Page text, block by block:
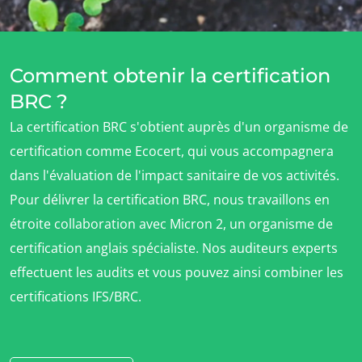
Innover avec notre écosystème
Comment obtenir la certification
BRC ?
La certification BRC s'obtient auprès d'un organisme de
certification comme Ecocert, qui vous accompagnera
dans l'évaluation de l'impact sanitaire de vos activités.
Pour délivrer la certification BRC, nous travaillons en
étroite collaboration avec Micron 2, un organisme de
certification anglais spécialiste. Nos auditeurs experts
effectuent les audits et vous pouvez ainsi combiner les
certifications IFS/BRC.